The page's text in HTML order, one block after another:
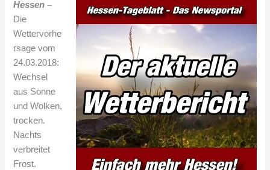
Hessen –
Die
Wettervorhe
rsage vom
24.03.2018:
Wechsel
aus Sonne
und Wolken,
trocken.
Nachts
verbreitet
Frost.